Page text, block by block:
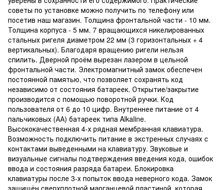
советы по установке можно получить по телефону или
посетив наш магазин. Толщина фронтальной части - 10 мм.
Толщина корпуса - 5 мм. 7 вращающихся никелированных
стальных ригеля диаметром 22 мм (3 горизонтальных + 4
вертикальных). Благодаря вращению ригели нельзя
спилить. Дверной проём вырезан лазером в цельной
фронтальной части. Электромагнитный замок обеспечен
постоянной памятью, что позволяет сохранять код
независимо от состояния батареек. Открытие/закрытие
производится с помощью поворотной ручки. Код
пользователя от 6 до 10 цифр. Внутреннее питание от 4
пальчиковых (АА) батареек типа Alkaline.
Высококачественная 4-х рядная мембранная клавиатура.
Возможность подключить питание в экстренных случаях с
контактами выведенными на клавиатуру. Звуковые и
визуальные сигналы подтверждения введения кода, ошибок
ввода и состояния разряда батареи. Блокировка
клавиатуры после 3-х попыток ввода неверного кода. Замок
защищён сверхплотной марганцевой пластиной, которая